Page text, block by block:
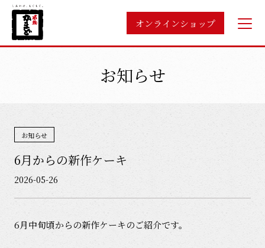
オンラインショップ
お知らせ
お知らせ
6月からの新作ケーキ
2026-05-26
6月中旬頃からの新作ケーキのご紹介です。